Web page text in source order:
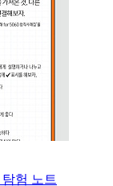
탐험 노트